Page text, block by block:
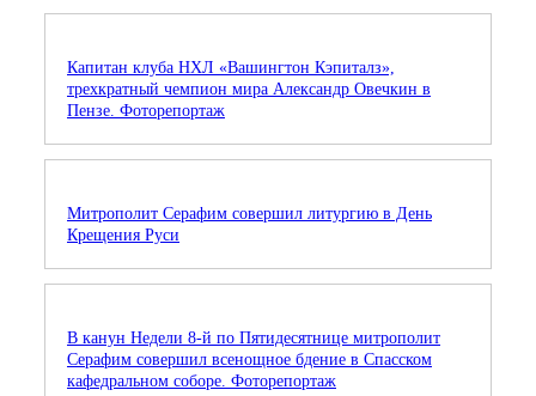
Капитан клуба НХЛ «Вашингтон Кэпиталз»,
трехкратный чемпион мира Александр Овечкин в
Пензе. Фоторепортаж
Митрополит Серафим совершил литургию в День
Крещения Руси
В канун Недели 8-й по Пятидесятнице митрополит
Серафим совершил всенощное бдение в Спасском
кафедральном соборе. Фоторепортаж